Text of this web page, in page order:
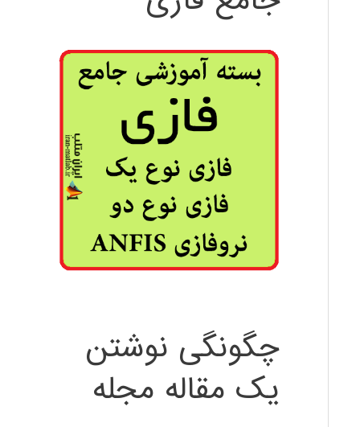
چگونگی نوشتن
یک مقاله مجله